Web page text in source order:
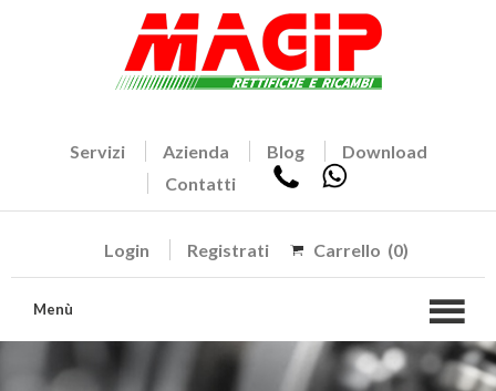
Servizi Azienda Blog
Download
Contatti
Login Registrati Carrello (0)
Menù